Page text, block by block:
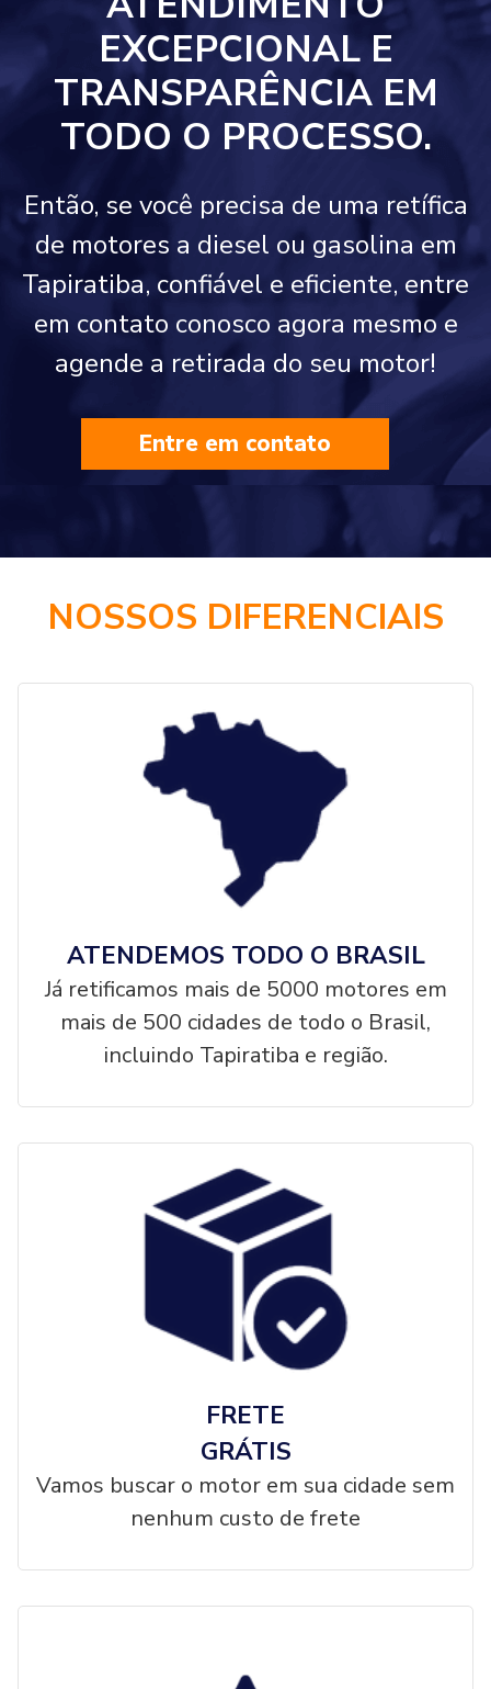
EXCEPCIONAL E
TRANSPARÊNCIA EM
TODO O PROCESSO.
Então, se você precisa de uma retífica
de motores a diesel ou gasolina em
Tapiratiba, confiável e eficiente, entre
em contato conosco agora mesmo e
agende a retirada do seu motor!
Entre em contato
NOSSOS DIFERENCIAIS
ATENDEMOS TODO O BRASIL
Já retificamos mais de 5000 motores em
mais de 500 cidades de todo o Brasil,
incluindo Tapiratiba e região.
FRETE
GRÁTIS
Vamos buscar o motor em sua cidade sem
nenhum custo de frete